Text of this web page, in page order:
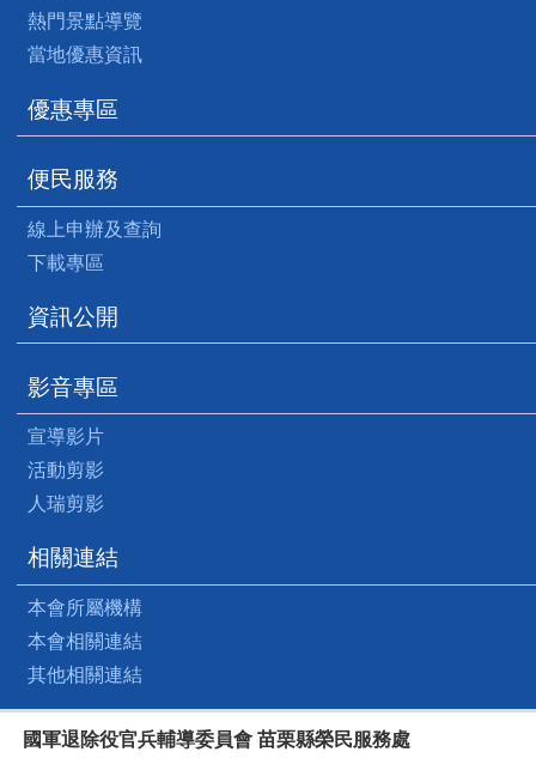
熱門景點導覽
當地優惠資訊
優惠專區
便民服務
線上申辦及查詢
下載專區
資訊公開
影音專區
宣導影片
活動剪影
人瑞剪影
相關連結
本會所屬機構
本會相關連結
其他相關連結
國軍退除役官兵輔導委員會 苗栗縣榮民服務處